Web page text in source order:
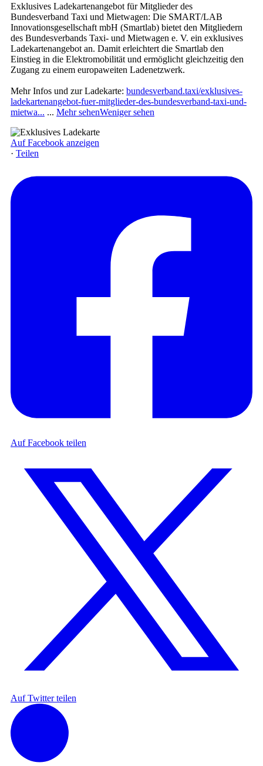
Exklusives Ladekartenangebot für Mitglieder des
Bundesverband Taxi und Mietwagen: Die SMART/LAB
Innovationsgesellschaft mbH (Smartlab) bietet den Mitgliedern
des Bundesverbands Taxi- und Mietwagen e. V. ein exklusives
Ladekartenangebot an. Damit erleichtert die Smartlab den
Einstieg in die Elektromobilität und ermöglicht gleichzeitig den
Zugang zu einem europaweiten Ladenetzwerk.
Mehr Infos und zur Ladekarte: bundesverband.taxi/exklusives-
ladekartenangebot-fuer-mitglieder-des-bundesverband-taxi-und-
mietwa... ... Mehr sehenWeniger sehen
Auf Facebook anzeigen
· Teilen
Auf Facebook teilen
Auf Twitter teilen